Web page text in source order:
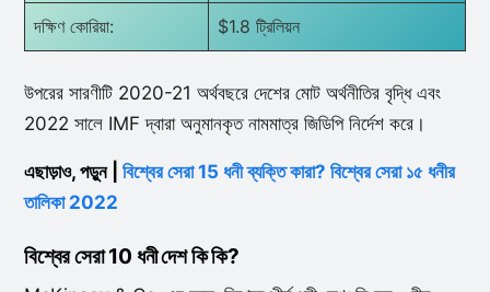
দক্ষিণ কোরিয়া: $1.8 ট্রিলিয়ন
উপরের সারণীটি 2020-21 অর্থবছরে দেশের মোট অর্থনীতির বৃদ্ধি এবং
2022 সালে IMF দ্বারা অনুমানকৃত নামমাত্র জিডিপি নির্দেশ করে।
এছাড়াও, পড়ুন | বিশ্বের সেরা 15 ধনী ব্যক্তি কারা? বিশ্বের সেরা ১৫ ধনীর
তালিকা 2022
বিশ্বের সেরা 10 ধনী দেশ কি কি?